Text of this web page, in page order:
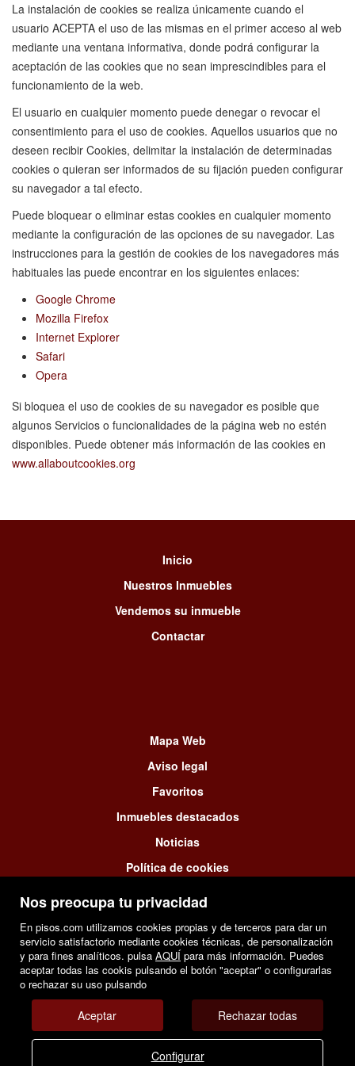
Nos preocupa tu privacidad
En pisos.com utilizamos cookies propias y de terceros para dar un
servicio satisfactorio mediante cookies técnicas, de personalización
y para fines analíticos. pulsa AQUÍpara más información. Puedes
aceptar todas las cookis pulsando el botón "aceptar" o configurarlas
o rechazar su uso pulsando
Aceptar Rechazar todas
Configurar
La instalación de cookies se realiza únicamente cuando el
usuario ACEPTA el uso de las mismas en el primer acceso al web
mediante una ventana informativa, donde podrá configurar la
aceptación de las cookies que no sean imprescindibles para el
funcionamiento de la web.
El usuario en cualquier momento puede denegar o revocar el
consentimiento para el uso de cookies. Aquellos usuarios que no
deseen recibir Cookies, delimitar la instalación de determinadas
cookies o quieran ser informados de su fijación pueden configurar
su navegador a tal efecto.
Puede bloquear o eliminar estas cookies en cualquier momento
mediante la configuración de las opciones de su navegador. Las
instrucciones para la gestión de cookies de los navegadores más
habituales las puede encontrar en los siguientes enlaces:
Google Chrome
Mozilla Firefox
Internet Explorer
Safari
Opera
Si bloquea el uso de cookies de su navegador es posible que
algunos Servicios o funcionalidades de la página web no estén
disponibles. Puede obtener más información de las cookies en
www.allaboutcookies.org
Inicio
Nuestros Inmuebles
Vendemos su inmueble
Contactar
Mapa Web
Aviso legal
Favoritos
Inmuebles destacados
Noticias
Política de cookies